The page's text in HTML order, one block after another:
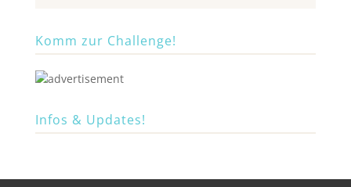
Komm zur Challenge!
Infos & Updates!